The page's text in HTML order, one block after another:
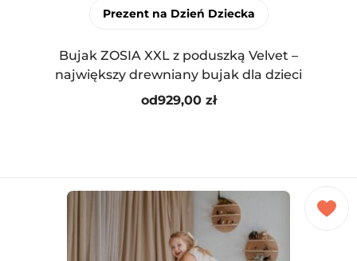
Prezent na Dzień Dziecka
Bujak ZOSIA XXL z poduszką Velvet –
największy drewniany bujak dla dzieci
od929,00 zł